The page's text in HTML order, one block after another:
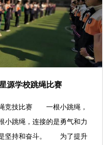
源学校跳绳比赛
技比赛 一根小跳绳，
跳绳，连接的是勇气和力
坚持和奋斗。 为了提升